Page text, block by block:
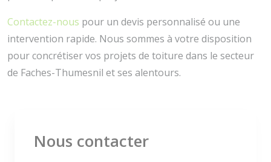
Contactez-nous pour un devis personnalisé ou une
intervention rapide. Nous sommes à votre disposition
pour concrétiser vos projets de toiture dans le secteur
de Faches-Thumesnil et ses alentours.
Nous contacter